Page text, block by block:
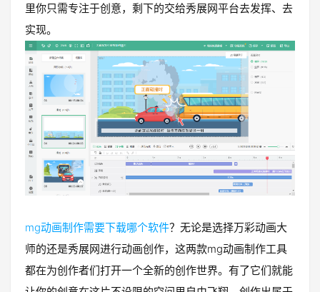
里你只需专注于创意，剩下的交给秀展网平台去发挥、去
实现。
mg动画制作需要下载哪个软件？无论是选择万彩动画大
师的还是秀展网进行动画创作，这两款mg动画制作工具
都在为创作者们打开一个全新的创作世界。有了它们就能